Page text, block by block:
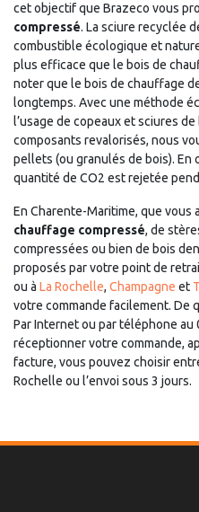
cet objectif que Brazeco vous
compressé. La sciure recyclée
combustible écologique et
plus efficace que le bois de
noter que le bois de chauffage
longtemps. Avec une méthode
l’usage de copeaux et sciures
composants revalorisés, nous
pellets (ou granulés de bois). En
quantité de CO2 est rejetée
En Charente-Maritime, que vous
chauffage compressé, de
compressées ou bien de bois
proposés par votre point de
ou à La Rochelle, Champagne et
votre commande facilement. De
Par Internet ou par téléphone au
réceptionner votre commande,
facture, vous pouvez choisir
Rochelle ou l’envoi sous 3 jours.